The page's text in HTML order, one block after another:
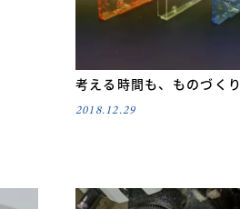
考える時間も、ものづくり
2018.12.29